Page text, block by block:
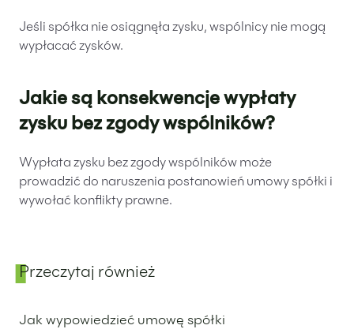
Jeśli spółka nie osiągnęła zysku, wspólnicy nie mogą
wypłacać zysków.
Jakie są konsekwencje wypłaty
zysku bez zgody wspólników?
Wypłata zysku bez zgody wspólników może
prowadzić do naruszenia postanowień umowy spółki i
wywołać konflikty prawne.
Panel boczny
Przeczytaj również
Jak wypowiedzieć umowę spółki